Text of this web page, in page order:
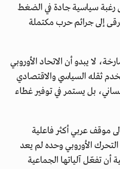
رغبة سياسية جادة في الضغط
إلى جرائم حرب مكتملة
لا يبدو أن الاتحاد الأوروبي
ثقله السياسي والاقتصادي
بل يستمر في توفير غطاء
موقف عربي أكثر فاعلية
التحرك الأوروبي وحده لم يعد
أن تفعّل آلياتها الجماعية